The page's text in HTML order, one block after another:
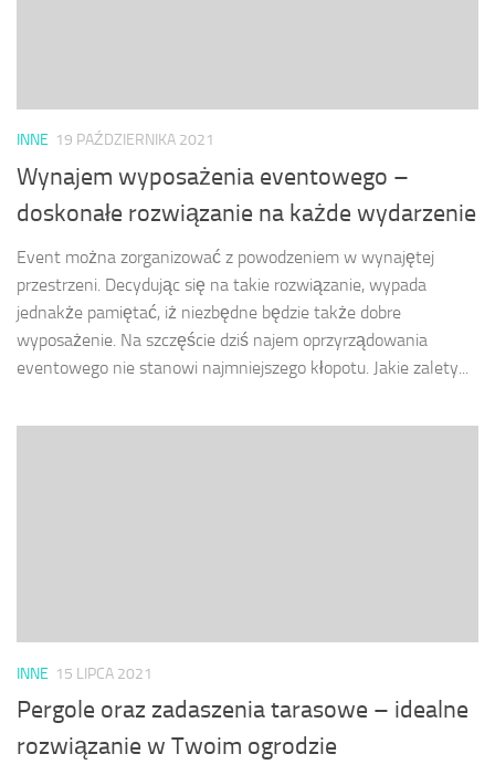
INNE 19 PAŹDZIERNIKA 2021
Wynajem wyposażenia eventowego –
doskonałe rozwiązanie na każde wydarzenie
Event można zorganizować z powodzeniem w wynajętej
przestrzeni. Decydując się na takie rozwiązanie, wypada
jednakże pamiętać, iż niezbędne będzie także dobre
wyposażenie. Na szczęście dziś najem oprzyrządowania
eventowego nie stanowi najmniejszego kłopotu. Jakie zalety...
INNE 15 LIPCA 2021
Pergole oraz zadaszenia tarasowe – idealne
rozwiązanie w Twoim ogrodzie